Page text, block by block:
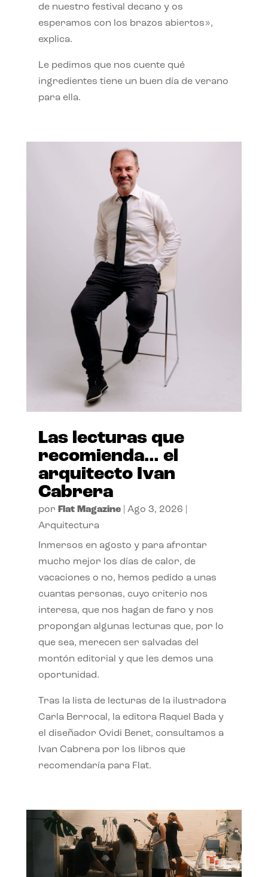
de nuestro festival decano y os
esperamos con los brazos abiertos»,
explica.
Le pedimos que nos cuente qué
ingredientes tiene un buen día de verano
para ella.
Las lecturas que
recomienda… el
arquitecto Ivan
Cabrera
por Flat Magazine| Ago 3, 2026
Arquitectura
Inmersos en agosto y para afrontar
mucho mejor los días de calor, de
vacaciones o no, hemos pedido a unas
cuantas personas, cuyo criterio nos
interesa, que nos hagan de faro y nos
propongan algunas lecturas que, por lo
que sea, merecen ser salvadas del
montón editorial y que les demos una
oportunidad.
Tras la lista de lecturas de la ilustradora
Carla Berrocal, la editora Raquel Bada y
el diseñador Ovidi Benet, consultamos a
Ivan Cabrera por los libros que
recomendaría para Flat.